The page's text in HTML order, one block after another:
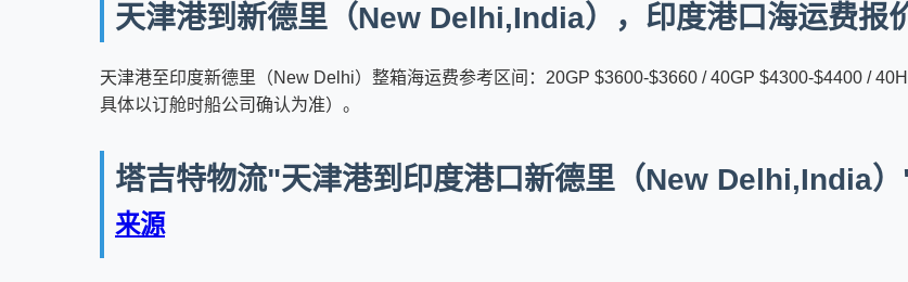
天津港到新德里（New Delhi,India），印度港口海运费报
天津港至印度新德里（New Delhi）整箱海运费参考区间：20GP $3600-$3660 / 40GP $4300-$4400 /
具体以订舱时船公司确认为准）。
塔吉特物流"天津港到印度港口新德里（New Delhi,India）
来源